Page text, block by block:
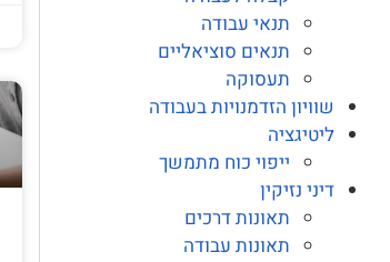
תנאי עבודה
תנאים סוציאליים
תעסוקה
שוויון הזדמנויות בעבודה
ליטיגציה
ייפוי כוח מתמשך
דיני נזיקין
תאונות דרכים
תאונות עבודה